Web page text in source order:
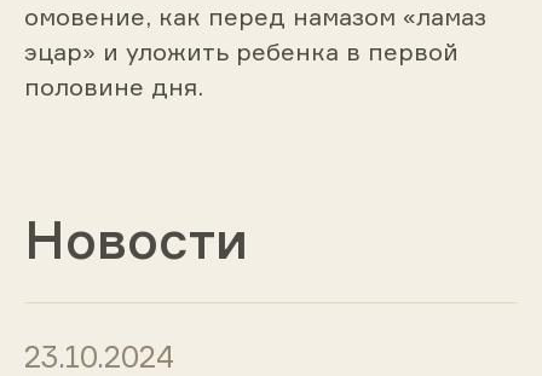
омовение, как перед намазом «ламаз
эцар» и уложить ребенка в первой
половине дня.
Новости
23.10.2024